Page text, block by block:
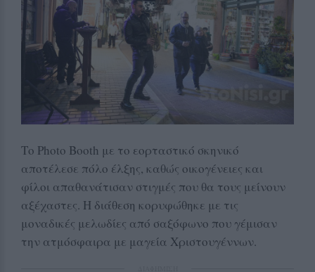
Το Photo Booth με το εορταστικό σκηνικό
αποτέλεσε πόλο έλξης, καθώς οικογένειες και
φίλοι απαθανάτισαν στιγμές που θα τους μείνουν
αξέχαστες. Η διάθεση κορυφώθηκε με τις
μοναδικές μελωδίες από σαξόφωνο που γέμισαν
την ατμόσφαιρα με μαγεία Χριστουγέννων.